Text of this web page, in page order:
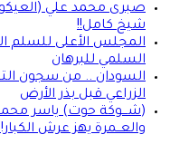
صبرى محمد علي
شيخ كامل!!
المجلس الأعلى للسلم
السلمي للبرهان
السودان .. من سجون
الزراعي قبل بذر الأرض
(شـــوكة حوت) ياسر
والعــمرة يهز عرش